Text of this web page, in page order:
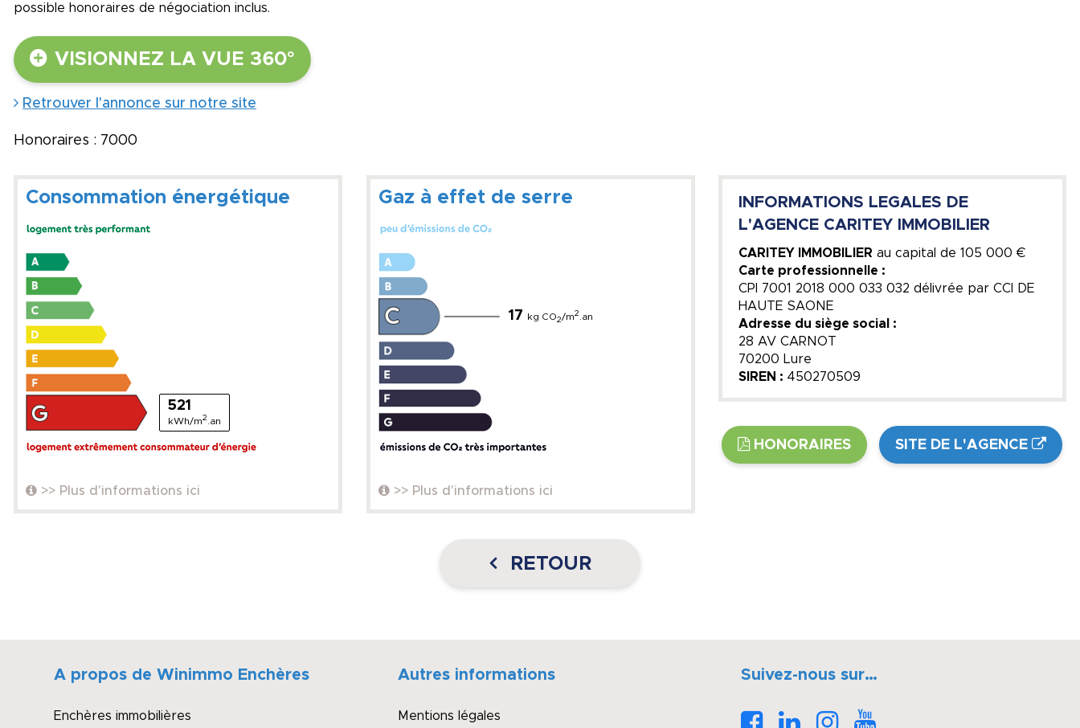
possible honoraires de négociation inclus.
VISIONNEZ LA VUE 360°
Retrouver l'annonce sur notre site
Honoraires : 7000
Consommation énergétique
521
kWh/m2 .an
>> Plus d'informations ici
Gaz à effet de serre
17 kg CO2/m2 .an
>> Plus d'informations ici
INFORMATIONS LEGALES DE
L'AGENCE CARITEY IMMOBILIER
CARITEY IMMOBILIER au capital de 105 000 €
Carte professionnelle :
CPI 7001 2018 000 033 032 délivrée par CCI DE
HAUTE SAONE
Adresse du siège social :
28 AV CARNOT
70200 Lure
SIREN : 450270509
HONORAIRES SITE DE L'AGENCE
RETOUR
A propos de Winimmo Enchères
Enchères immobilières
Autres informations
Mentions légales
Suivez-nous sur…